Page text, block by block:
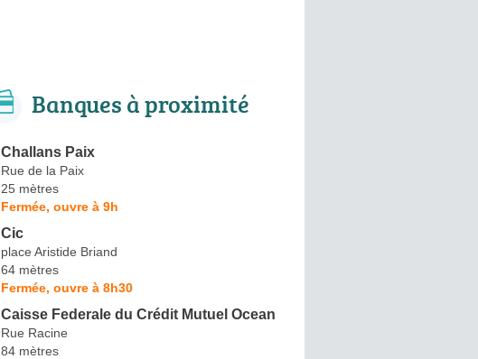
Banques à proximité
Challans Paix
Rue de la Paix
25 mètres
Fermée, ouvre à 9h
Cic
place Aristide Briand
64 mètres
Fermée, ouvre à 8h30
Caisse Federale du Crédit Mutuel Ocean
Rue Racine
84 mètres